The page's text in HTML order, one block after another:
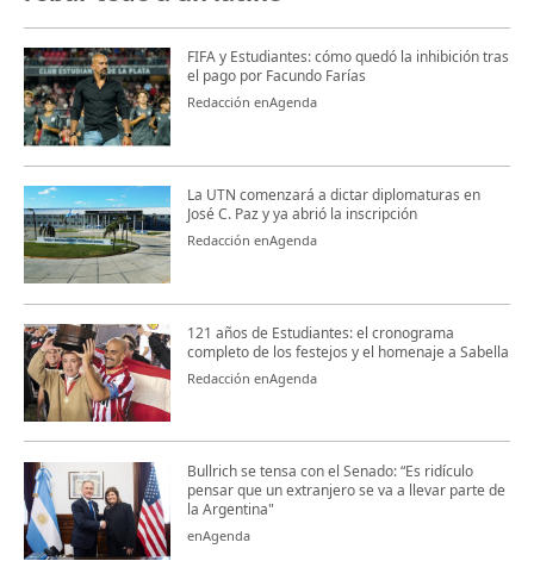
FIFA y Estudiantes: cómo quedó la inhibición tras
el pago por Facundo Farías
Redacción enAgenda
La UTN comenzará a dictar diplomaturas en
José C. Paz y ya abrió la inscripción
Redacción enAgenda
121 años de Estudiantes: el cronograma
completo de los festejos y el homenaje a Sabella
Redacción enAgenda
Bullrich se tensa con el Senado: “Es ridículo
pensar que un extranjero se va a llevar parte de
la Argentina"
enAgenda